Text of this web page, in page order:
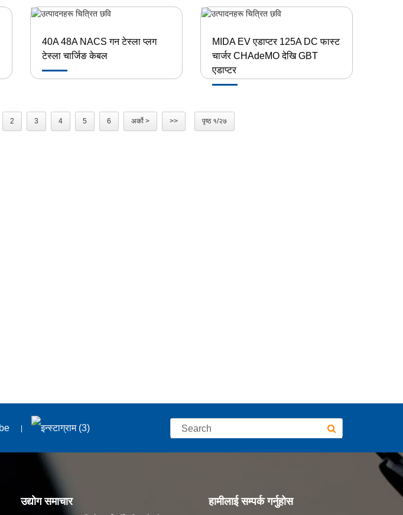
40A 48A NACS गन टेस्ला प्लग
टेस्ला चार्जिङ केबल
MIDA EV एडाप्टर 125A DC फास्ट
चार्जर CHAdeMO देखि GBT
एडाप्टर
2 3 4 5 6 अर्को > >> पृष्ठ १/२७
उद्योग समाचार हामीलाई सम्पर्क गर्नुहोस